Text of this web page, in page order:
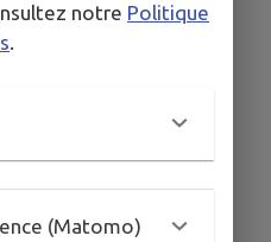
notre Politique
(Matomo)